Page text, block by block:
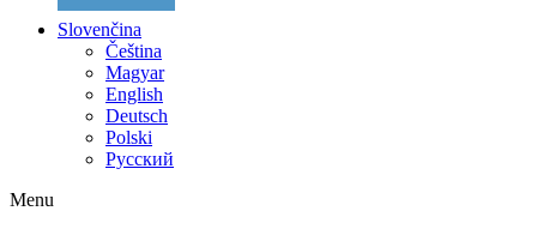
Slovenčina
Čeština
Magyar
English
Deutsch
Polski
Русский
Menu